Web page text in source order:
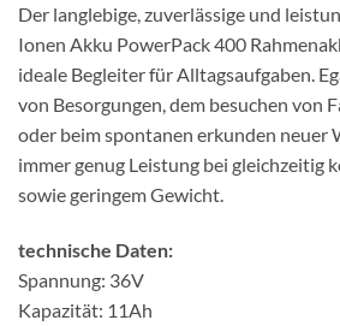
Der langlebige, zuverlässige und
Ionen Akku PowerPack 400
ideale Begleiter für Alltagsaufgaben.
von Besorgungen, dem besuchen von
oder beim spontanen erkunden neuer
immer genug Leistung bei gleichzeitig
sowie geringem Gewicht.
technische Daten:
Spannung: 36V
Kapazität: 11Ah